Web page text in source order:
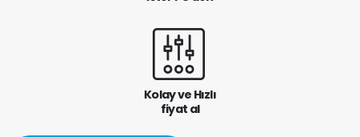
Kolay ve Hızlı
fiyat al